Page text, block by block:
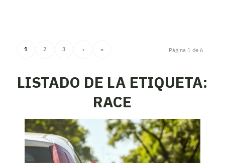
Página 1 de 6
1 2 3 › »
LISTADO DE LA ETIQUETA:
RACE